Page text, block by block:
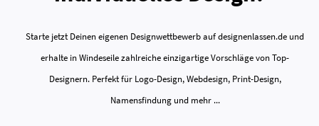
Starte jetzt Deinen eigenen Designwettbewerb auf designenlassen.de und
erhalte in Windeseile zahlreiche einzigartige Vorschläge von Top-
Designern. Perfekt für Logo-Design, Webdesign, Print-Design,
Namensfindung und mehr ...